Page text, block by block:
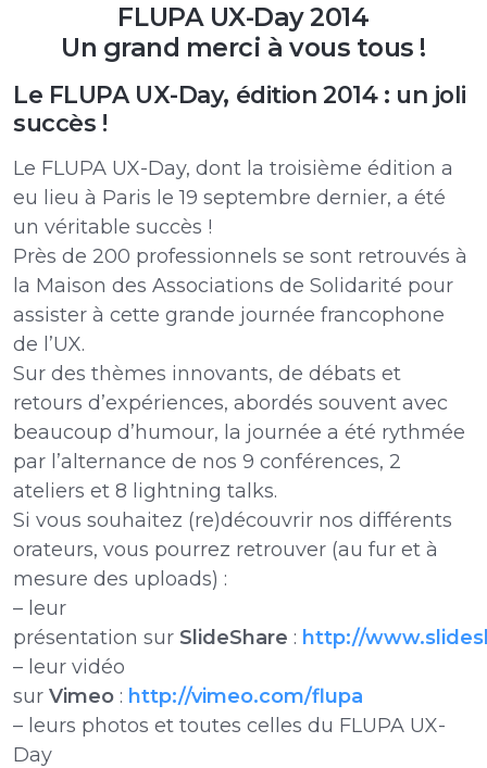
FLUPA UX-Day 2014
Un grand merci à vous tous !
Le FLUPA UX-Day, édition 2014 : un joli
succès !
Le FLUPA UX-Day, dont la troisième édition a
eu lieu à Paris le 19 septembre dernier, a été
un véritable succès !
Près de 200 professionnels se sont retrouvés à
la Maison des Associations de Solidarité pour
assister à cette grande journée francophone
de l’UX.
Sur des thèmes innovants, de débats et
retours d’expériences, abordés souvent avec
beaucoup d’humour, la journée a été rythmée
par l’alternance de nos 9 conférences, 2
ateliers et 8 lightning talks.
Si vous souhaitez (re)découvrir nos différents
orateurs, vous pourrez retrouver (au fur et à
mesure des uploads) :
– leur
présentation sur SlideShare : http://
– leur vidéo
sur Vimeo : http://vimeo.com/flupa
– leurs photos et toutes celles du FLUPA UX-
Day